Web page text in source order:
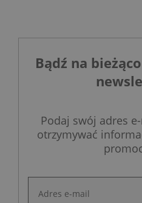
Bądź na
Podaj swój adres
otrzymywać